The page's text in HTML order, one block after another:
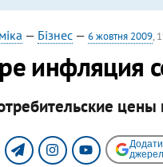
— Бізнес— 6 жовтня 2009,
инфляция